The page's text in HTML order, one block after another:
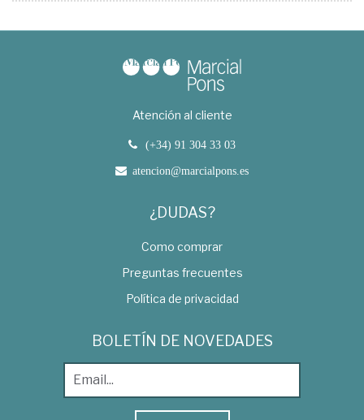
Atención al cliente
(+34) 91 304 33 03
atencion@marcialpons.es
¿DUDAS?
Como comprar
Preguntas frecuentes
Política de privacidad
BOLETÍN DE NOVEDADES